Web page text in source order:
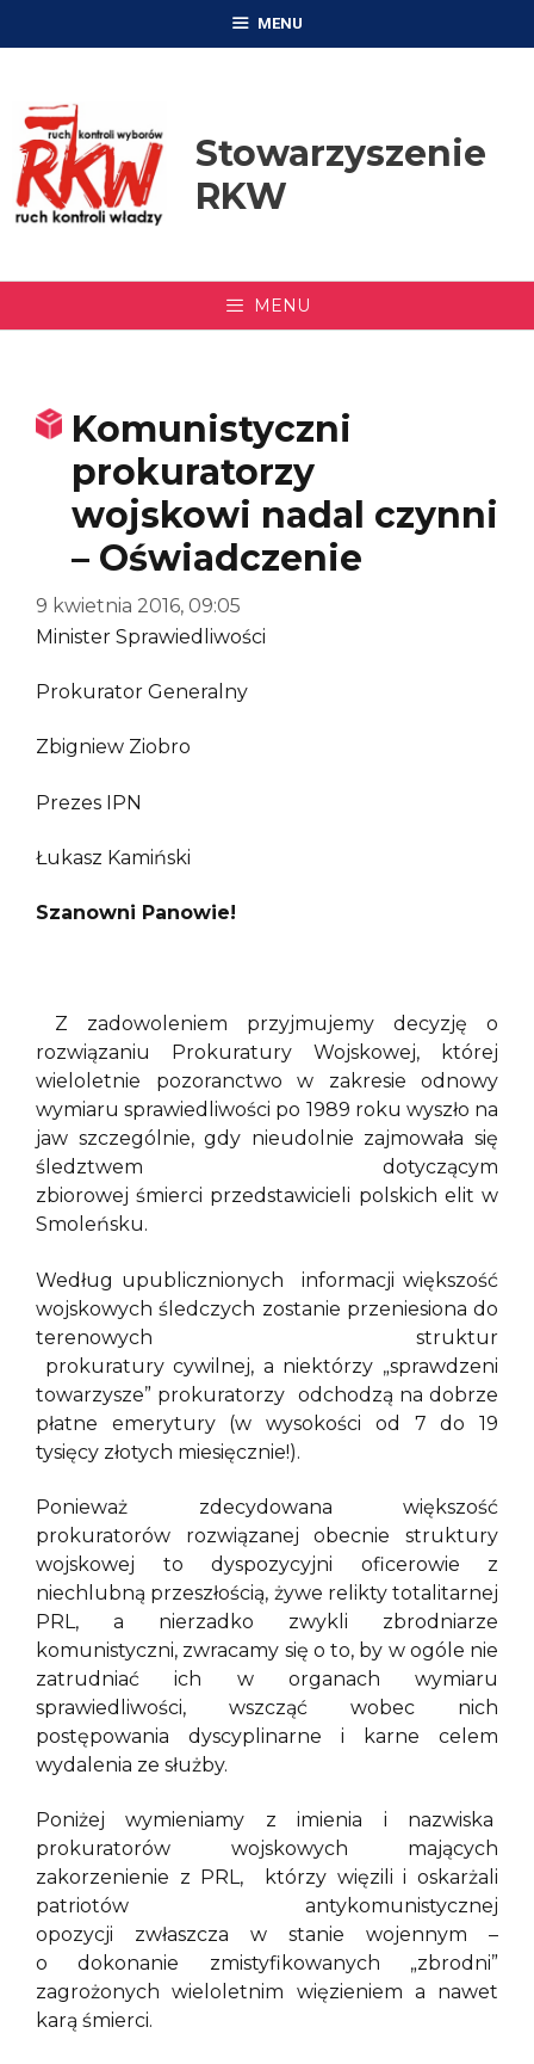
MENU
Stowarzyszenie
RKW
MENU
Komunistyczni
prokuratorzy
wojskowi nadal czynni
– Oświadczenie
9 kwietnia 2016, 09:05
Minister Sprawiedliwości
Prokurator Generalny
Zbigniew Ziobro
Prezes IPN
Łukasz Kamiński
Szanowni Panowie!
Z zadowoleniem przyjmujemy decyzję o
rozwiązaniu Prokuratury Wojskowej, której
wieloletnie pozoranctwo w zakresie odnowy
wymiaru sprawiedliwości po 1989 roku wyszło na
jaw szczególnie, gdy nieudolnie zajmowała się
śledztwem dotyczącym
zbiorowej śmierci przedstawicieli polskich elit w
Smoleńsku.
Według upublicznionych informacji większość
wojskowych śledczych zostanie przeniesiona do
terenowych struktur
prokuratury cywilnej, a niektórzy „sprawdzeni
towarzysze” prokuratorzy odchodzą na dobrze
płatne emerytury (w wysokości od 7 do 19
tysięcy złotych miesięcznie!).
Ponieważ zdecydowana większość
prokuratorów rozwiązanej obecnie struktury
wojskowej to dyspozycyjni oficerowie z
niechlubną przeszłością, żywe relikty totalitarnej
PRL, a nierzadko zwykli zbrodniarze
komunistyczni, zwracamy się o to, by w ogóle nie
zatrudniać ich w organach wymiaru
sprawiedliwości, wszcząć wobec nich
postępowania dyscyplinarne i karne celem
wydalenia ze służby.
Poniżej wymieniamy z imienia i nazwiska
prokuratorów wojskowych mających
zakorzenienie z PRL, którzy więzili i oskarżali
patriotów antykomunistycznej
opozycji zwłaszcza w stanie wojennym –
o dokonanie zmistyfikowanych „zbrodni”
zagrożonych wieloletnim więzieniem a nawet
karą śmierci.